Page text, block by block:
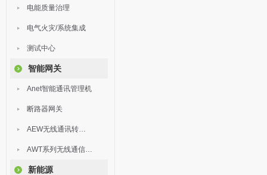
电能质量治理
电气火灾/系统集成
测试中心
智能网关
Anet智能通讯管理机
断路器网关
AEW无线通讯转换器
AWT系列无线通信终端
新能源